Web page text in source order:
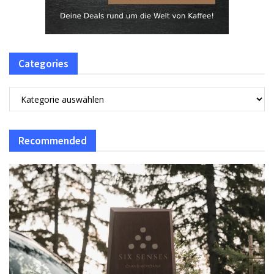
Categories
Recommended